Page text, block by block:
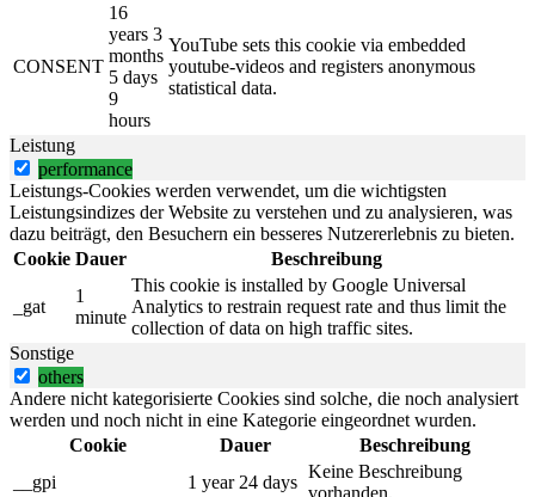
CONSENT
16
years 3
months
5 days
9
hours
YouTube sets this cookie via embedded
youtube-videos and registers anonymous
statistical data.
Leistung
performance
Leistungs-Cookies werden verwendet, um die wichtigsten
Leistungsindizes der Website zu verstehen und zu analysieren, was
dazu beiträgt, den Besuchern ein besseres Nutzererlebnis zu bieten.
Cookie Dauer Beschreibung
_gat
1
minute
This cookie is installed by Google Universal
Analytics to restrain request rate and thus limit the
collection of data on high traffic sites.
Sonstige
others
Andere nicht kategorisierte Cookies sind solche, die noch analysiert
werden und noch nicht in eine Kategorie eingeordnet wurden.
Cookie
Dauer
Beschreibung
__gpi
1 year 24 days
Keine Beschreibung
vorhanden.